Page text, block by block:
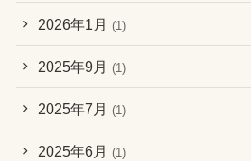
2026年1月 (1)
2025年9月 (1)
2025年7月 (1)
2025年6月 (1)